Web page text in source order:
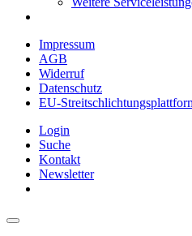
Impressum
AGB
Widerruf
Datenschutz
EU-
Login
Suche
Kontakt
Newsletter